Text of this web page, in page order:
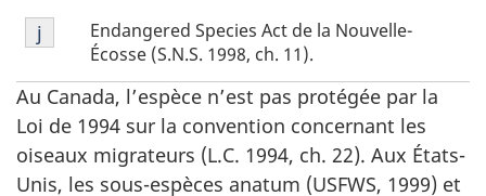
h
de
i
Notes
de
bas
de
page
j
Endangered Species Act de la Nouvelle-
Écosse (S.N.S. 1998, ch. 11).
Retour à la référence de la note de bas de page
j
Au Canada, l’espèce n’est pas protégée par la
Loi de 1994 sur la convention concernant les
oiseaux migrateurs (L.C. 1994, ch. 22). Aux États-
Unis, les sous-espèces anatum (USFWS, 1999) et